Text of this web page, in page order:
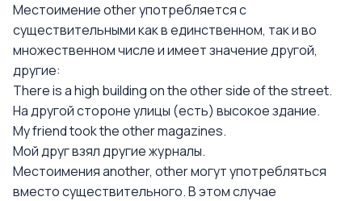
Местоимение other употребляется с
существительными как в единственном, так и во
множественном числе и имеет значение другой,
другие:
There is a high building on the other side of the street.
На другой стороне улицы (есть) высокое здание.
My friend took the other magazines.
Мой друг взял другие журналы.
Местоимения another, other могут употребляться
вместо существительного. В этом случае